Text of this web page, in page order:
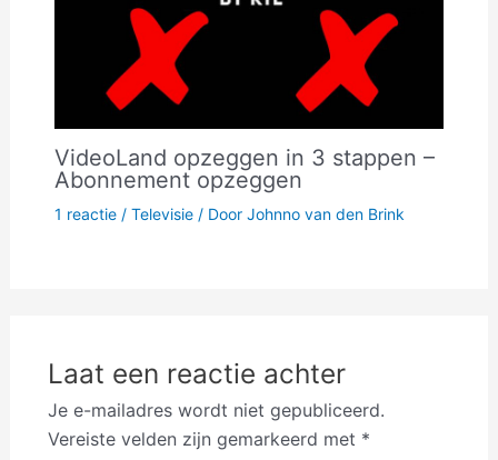
VideoLand opzeggen in 3 stappen –
Abonnement opzeggen
1 reactie / Televisie/ Door Johnno van den Brink
Laat een reactie achter
Je e-mailadres wordt niet gepubliceerd.
Vereiste velden zijn gemarkeerd met *